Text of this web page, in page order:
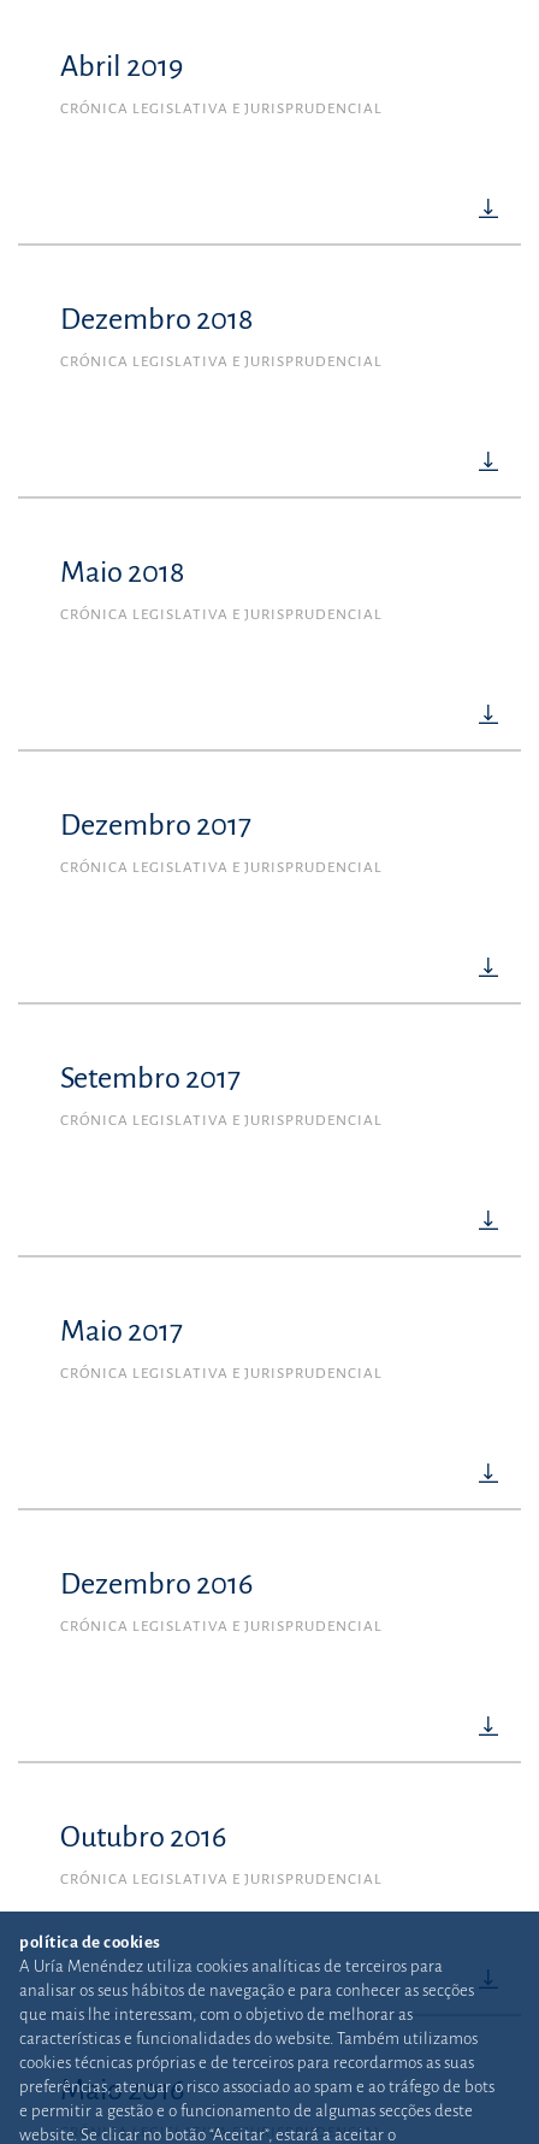
Abril 2019
CRÓNICA LEGISLATIVA E JURISPRUDENCIAL
Dezembro 2018
CRÓNICA LEGISLATIVA E JURISPRUDENCIAL
Maio 2018
CRÓNICA LEGISLATIVA E JURISPRUDENCIAL
Dezembro 2017
CRÓNICA LEGISLATIVA E JURISPRUDENCIAL
Setembro 2017
CRÓNICA LEGISLATIVA E JURISPRUDENCIAL
Maio 2017
CRÓNICA LEGISLATIVA E JURISPRUDENCIAL
Dezembro 2016
CRÓNICA LEGISLATIVA E JURISPRUDENCIAL
Outubro 2016
CRÓNICA LEGISLATIVA E JURISPRUDENCIAL
Maio 2016
CRÓNICA LEGISLATIVA E JURISPRUDENCIAL
política de cookies
A Uría Menéndez utiliza cookies analíticas de terceiros para
analisar os seus hábitos de navegação e para conhecer as secções
que mais lhe interessam, com o objetivo de melhorar as
características e funcionalidades do website. Também utilizamos
cookies técnicas próprias e de terceiros para recordarmos as suas
preferências, atenuar o risco associado ao spam e ao tráfego de bots
e permitir a gestão e o funcionamento de algumas secções deste
website. Se clicar no botão “Aceitar”, estará a aceitar o